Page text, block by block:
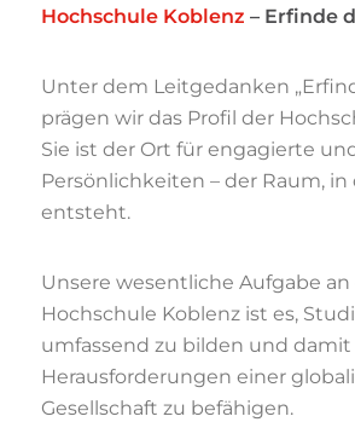
Hochschule Koblenz – Erfinde
Unter dem Leitgedanken
prägen wir das Profil der
Sie ist der Ort für engagierte
Persönlichkeiten – der Raum,
entsteht.
Unsere wesentliche Aufgabe an
Hochschule Koblenz ist es,
umfassend zu bilden und damit
Herausforderungen einer
Gesellschaft zu befähigen.